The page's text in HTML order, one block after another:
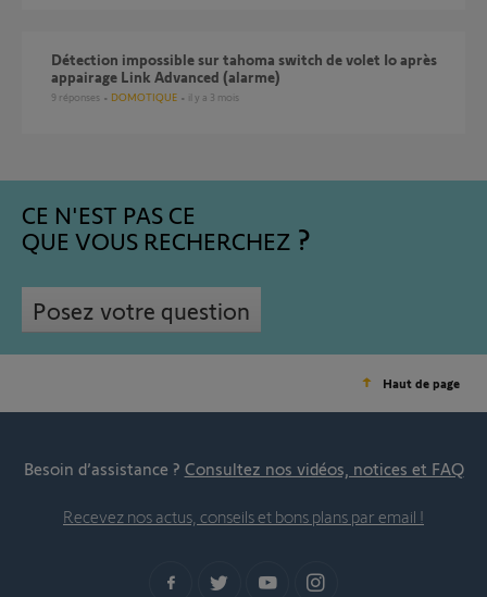
Détection impossible sur tahoma switch de volet Io après
appairage Link Advanced (alarme)
9 réponses DOMOTIQUE il y a 3 mois
CE N'EST PAS CE
QUE VOUS RECHERCHEZ
Posez votre question
Haut de page
Besoin d’assistance ? Consultez nos vidéos, notices et FAQ
Recevez nos actus, conseils et bons plans par email !